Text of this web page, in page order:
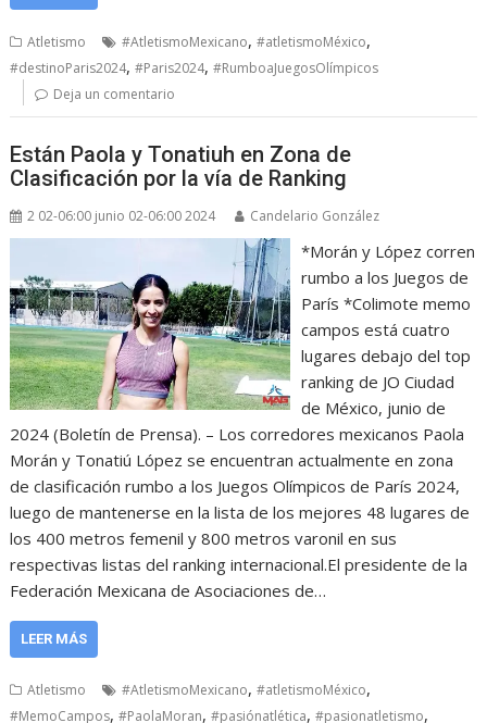
Atletismo #AtletismoMexicano,#atletismoMéxico,
#destinoParis2024,#Paris2024,#RumboaJuegosOlímpicos
Deja un comentario
Están Paola y Tonatiuh en Zona de
Clasificación por la vía de Ranking
2 02-06:00 junio 02-06:00 2024 Candelario González
*Morán y López corren
rumbo a los Juegos de
París *Colimote memo
campos está cuatro
lugares debajo del top
ranking de JO Ciudad
de México, junio de
2024 (Boletín de Prensa). – Los corredores mexicanos Paola
Morán y Tonatiú López se encuentran actualmente en zona
de clasificación rumbo a los Juegos Olímpicos de París 2024,
luego de mantenerse en la lista de los mejores 48 lugares de
los 400 metros femenil y 800 metros varonil en sus
respectivas listas del ranking internacional.El presidente de la
Federación Mexicana de Asociaciones de…
LEER MÁS
Atletismo #AtletismoMexicano,#atletismoMéxico,
#MemoCampos,#PaolaMoran,#pasiónatlética,#pasionatletismo,